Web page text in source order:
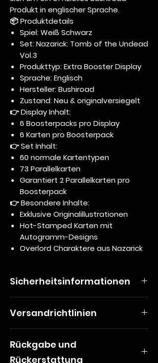
Produkt in englischer Sprache.
📦 Produktdetails
Spiel: Weiß Schwarz
Set: Nazarick: Tomb of the Undead
Vol.3
Produkttyp: Extra Booster Display
Sprache: Englisch
Hersteller: Bushiroad
Zustand: Neu & originalversiegelt
👉Display Inhalt:
6 Boosterpacks pro Display
6 Karten pro Boosterpack
👉Set Inhalt:
60 normale Kartentypen
73 Parallelkarten
Garantiert 2 Parallelkarten pro
Boosterpack
👉Besondere Inhalte:
Exklusive Originalillustrationen
Hot-Stamped Karten mit
Autogramm-Designs
Overlord Charaktere aus Nazarick
Sicherheitsinformationen
das Weiß-Schwarz TCG
Nicht für Kinder unter 13 Jahren
geeignet: Das Spiel ist aufgrund
Versandrichtlinien
Alle Preise gelten inklusive der
gesetzlichen Mehrwertsteuer
Rückgabe und
Rückerstattung